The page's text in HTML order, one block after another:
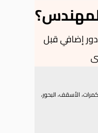
إضافي قبل
الأسقف، البحور،